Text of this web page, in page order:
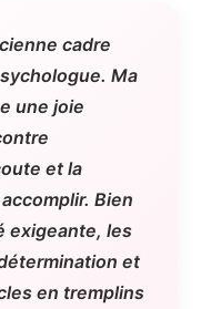
cadre
Ma
une joie
et la
Bien
exigeante, les
et
en tremplins